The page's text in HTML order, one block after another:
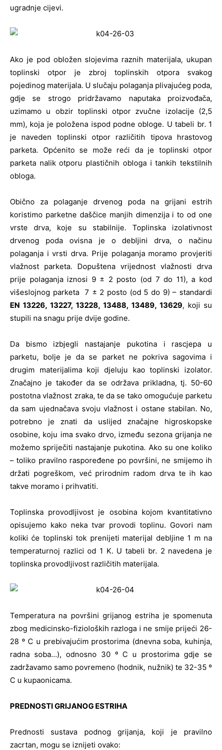
ugradnje cijevi.
Ako je pod obložen slojevima raznih materijala, ukupan
toplinski otpor je zbroj toplinskih otpora svakog
pojedinog materijala. U slučaju polaganja plivajućeg poda,
gdje se strogo pridržavamo naputaka proizvođača,
uzimamo u obzir toplinski otpor zvučne izolacije (2,5
mm), koja je položena ispod podne obloge. U tabeli br. 1
je naveden toplinski otpor različitih tipova hrastovog
parketa. Općenito se može reći da je toplinski otpor
parketa nalik otporu plastičnih obloga i tankih tekstilnih
obloga.
Obično za polaganje drvenog poda na grijani estrih
koristimo parketne daščice manjih dimenzija i to od one
vrste drva, koje su stabilnije. Toplinska izolativnost
drvenog poda ovisna je o debljini drva, o načinu
polaganja i vrsti drva. Prije polaganja moramo provjeriti
vlažnost parketa. Dopuštena vrijednost vlažnosti drva
prije polaganja iznosi 9 ± 2 posto (od 7 do 11), a kod
višeslojnog parketa 7 ± 2 posto (od 5 do 9) – standardi
EN 13226, 13227, 13228, 13488, 13489, 13629, koji su
stupili na snagu prije dvije godine.
Da bismo izbjegli nastajanje pukotina i rascjepa u
parketu, bolje je da se parket ne pokriva sagovima i
drugim materijalima koji djeluju kao toplinski izolator.
Značajno je također da se održava prikladna, tj. 50-60
postotna vlažnost zraka, te da se tako omogućuje parketu
da sam ujednačava svoju vlažnost i ostane stabilan. No,
potrebno je znati da uslijed značajne higroskopske
osobine, koju ima svako drvo, između sezona grijanja ne
možemo spriječiti nastajanje pukotina. Ako su one koliko
– toliko pravilno raspoređene po površini, ne smijemo ih
držati pogreškom, već prirodnim radom drva te ih kao
takve moramo i prihvatiti.
Toplinska provodljivost je osobina kojom kvantitativno
opisujemo kako neka tvar provodi toplinu. Govori nam
koliki će toplinski tok prenijeti materijal debljine 1 m na
temperaturnoj razlici od 1 K. U tabeli br. 2 navedena je
toplinska provodljivost različitih materijala.
Temperatura na površini grijanog estriha je spomenuta
zbog medicinsko-fizioloških razloga i ne smije prijeći 26-
28 º C u prebivajućim prostorima (dnevna soba, kuhinja,
radna soba…), odnosno 30 º C u prostorima gdje se
zadržavamo samo povremeno (hodnik, nužnik) te 32-35 º
C u kupaonicama.
PREDNOSTI GRIJANOG ESTRIHA
Prednosti sustava podnog grijanja, koji je pravilno
zacrtan, mogu se iznijeti ovako: